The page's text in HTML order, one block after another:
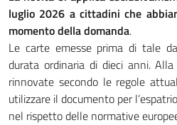
luglio 2026 a cittadini che
momento della domanda.
Le carte emesse prima di tale
durata ordinaria di dieci anni.
rinnovate secondo le regole
utilizzare il documento per
nel rispetto delle normative